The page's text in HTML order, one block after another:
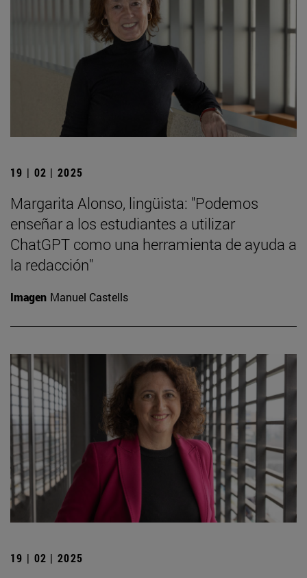
19 | 02 | 2025
Margarita Alonso, lingüista: "Podemos
enseñar a los estudiantes a utilizar
ChatGPT como una herramienta de ayuda a
la redacción"
Imagen Manuel Castells
19 | 02 | 2025